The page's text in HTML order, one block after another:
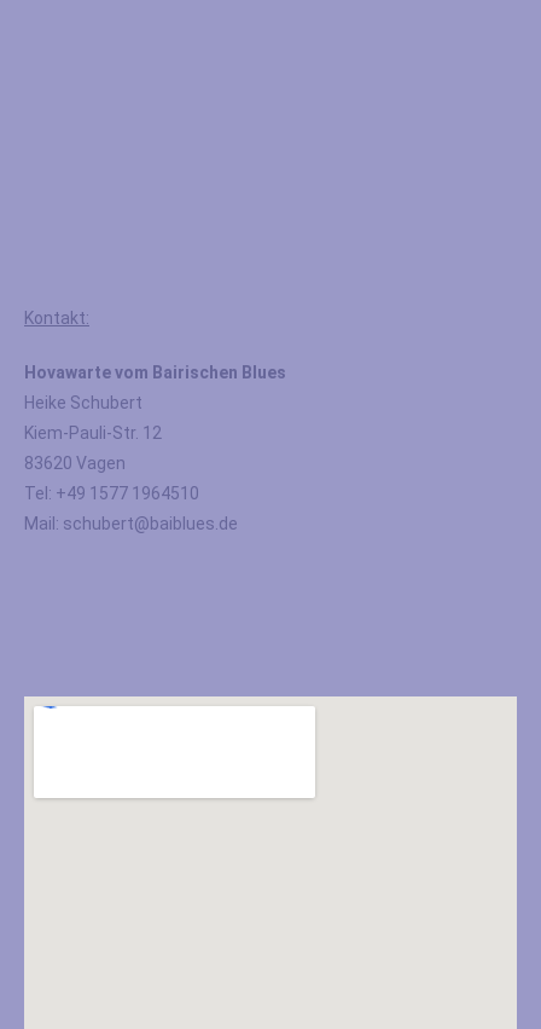
Kontakt:
Hovawarte vom Bairischen Blues
Heike Schubert
Kiem-Pauli-Str. 12
83620 Vagen
Tel: +49 1577 1964510
Mail: schubert@baiblues.de